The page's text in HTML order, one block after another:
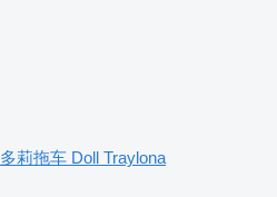
多莉拖车 Doll Traylona